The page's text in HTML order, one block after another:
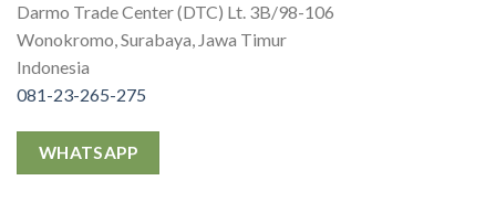
Darmo Trade Center (DTC) Lt. 3B/98-106
Wonokromo, Surabaya, Jawa Timur
Indonesia
081-23-265-275
WHATSAPP